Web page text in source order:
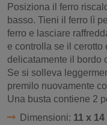
Posiziona il ferro
basso. Tieni il ferro lì
ferro e lasciare
e controlla se il cerotto
delicatamente il bordo
Se si solleva
premilo nuovamente
Una busta contiene 2
Dimensioni: 11 x 14